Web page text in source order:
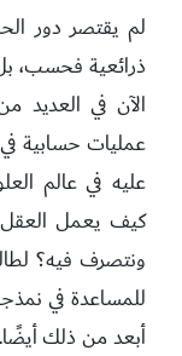
لم يقتصر دور
ذرائعية فحسب،
الآن في العديد
عمليات حسابية
عليه في عالم
كيف يعمل العقل
ونتصرف فيه؟
للمساعدة في
أبعد من ذلك